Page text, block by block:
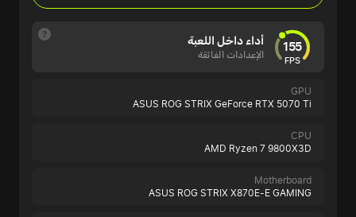
155
FPS
أداء داخل اللعبة
الإعدادات الفائقة
GPU
ASUS ROG STRIX GeForce RTX 5070 Ti
CPU
AMD Ryzen 7 9800X3D
Motherboard
ASUS ROG STRIX X870E-E GAMING